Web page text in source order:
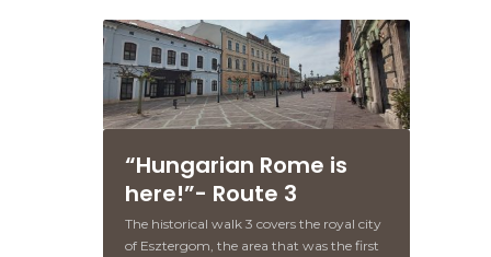
“Hungarian Rome is
here!”- Route 3
The historical walk 3 covers the royal city
of Esztergom, the area that was the first